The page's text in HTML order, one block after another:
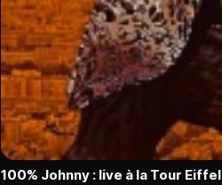
100% Johnny : live à la Tour Eiffel